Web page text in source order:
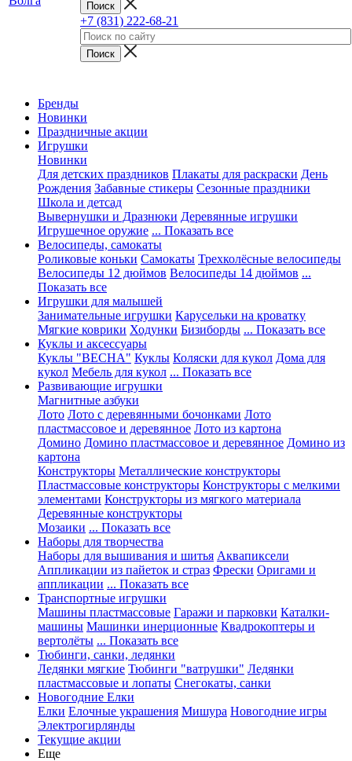
+7 (831) 222-68-21
Бренды
Новинки
Праздничные акции
Игрушки
Новинки
Для детских праздников Плакаты для раскраски День
Рождения Забавные стикеры Сезонные праздники
Школа и детсад
Вывернушки и Дразнюки Деревянные игрушки
Игрушечное оружие ... Показать все
Велосипеды, самокаты
Роликовые коньки Самокаты Трехколёсные велосипеды
Велосипеды 12 дюймов Велосипеды 14 дюймов ...
Показать все
Игрушки для малышей
Занимательные игрушки Карусельки на кроватку
Мягкие коврики Ходунки Бизиборды ... Показать все
Куклы и аксессуары
Куклы "ВЕСНА" Куклы Коляски для кукол Дома для
кукол Мебель для кукол ... Показать все
Развивающие игрушки
Магнитные азбуки
Лото Лото с деревянными бочонками Лото
пластмассовое и деревянное Лото из картона
Домино Домино пластмассовое и деревянное Домино из
картона
Конструкторы Металлические конструкторы
Пластмассовые конструкторы Конструкторы с мелкими
элементами Конструкторы из мягкого материала
Деревянные конструкторы
Мозаики ... Показать все
Наборы для творчества
Наборы для вышивания и шитья Аквапиксели
Аппликации из пайеток и страз Фрески Оригами и
аппликации ... Показать все
Транспортные игрушки
Машины пластмассовые Гаражи и парковки Каталки-
машины Машинки инерционные Квадрокоптеры и
вертолёты ... Показать все
Тюбинги, санки, ледянки
Ледянки мягкие Тюбинги "ватрушки" Ледянки
пластмассовые и лопаты Снегокаты, санки
Новогодние Елки
Елки Елочные украшения Мишура Новогодние игры
Электрогирлянды
Текущие акции
Еще